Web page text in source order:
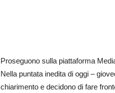
Proseguono sulla piattaforma
Nella puntata inedita di oggi –
chiarimento e decidono di fare